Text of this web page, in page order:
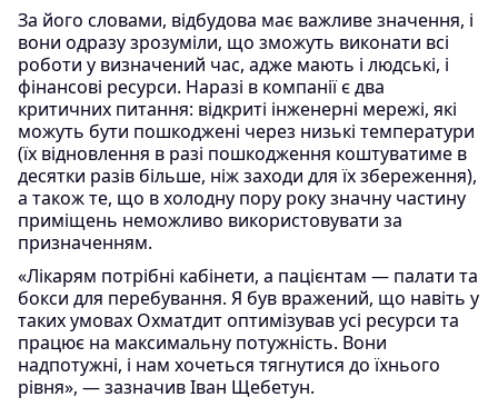
За його словами, відбудова має важливе значення, і
вони одразу зрозуміли, що зможуть виконати всі
роботи у визначений час, адже мають і людські, і
фінансові ресурси. Наразі в компанії є два
критичних питання: відкриті інженерні мережі, які
можуть бути пошкоджені через низькі температури
(їх відновлення в разі пошкодження коштуватиме в
десятки разів більше, ніж заходи для їх збереження),
а також те, що в холодну пору року значну частину
приміщень неможливо використовувати за
призначенням.
«Лікарям потрібні кабінети, а пацієнтам — палати та
бокси для перебування. Я був вражений, що навіть у
таких умовах Охматдит оптимізував усі ресурси та
працює на максимальну потужність. Вони
надпотужні, і нам хочеться тягнутися до їхнього
рівня», — зазначив Іван Щебетун.